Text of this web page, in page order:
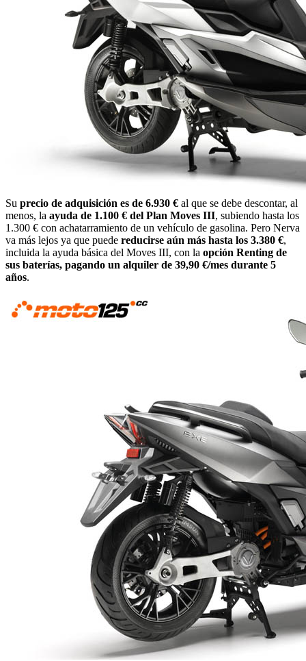
Su precio de adquisición es de 6.930 € al que se debe descontar, al
menos, la ayuda de 1.100 € del Plan Moves III, subiendo hasta los
1.300 € con achatarramiento de un vehículo de gasolina. Pero Nerva
va más lejos ya que puede reducirse aún más hasta los 3.380 €,
incluida la ayuda básica del Moves III, con la opción Renting de
sus baterías, pagando un alquiler de 39,90 €/mes durante 5
años.